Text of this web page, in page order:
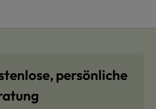
persönliche